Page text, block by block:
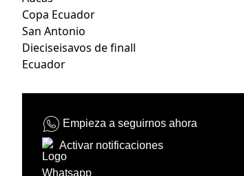
Copa Ecuador
San Antonio
Dieciseisavos de finall
Ecuador
Empieza a seguirnos ahora
Activar notificaciones